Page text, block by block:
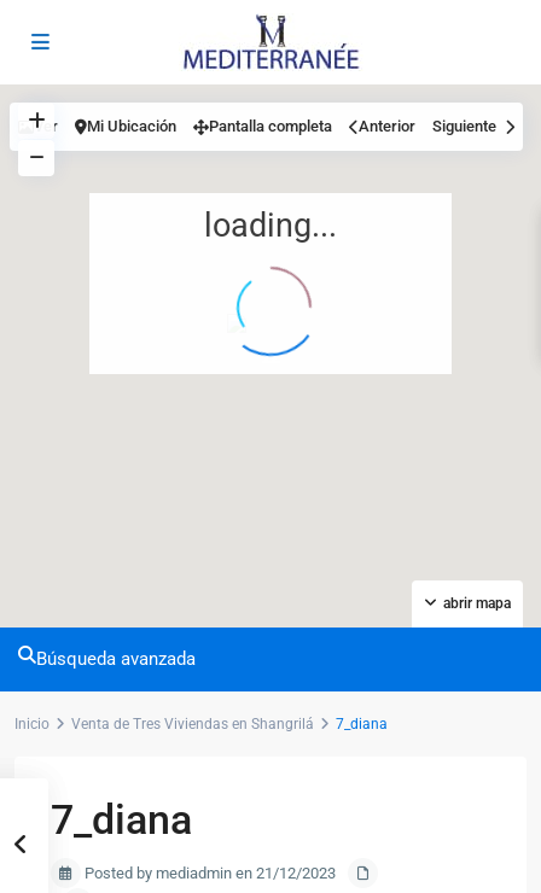
12
loading...
abrir mapa
Ver Mi Ubicación Pantalla completa Anterior Siguiente
Búsqueda avanzada
Inicio Venta de Tres Viviendas en Shangrilá 7_diana
7_diana
Posted by mediadmin en 21/12/2023